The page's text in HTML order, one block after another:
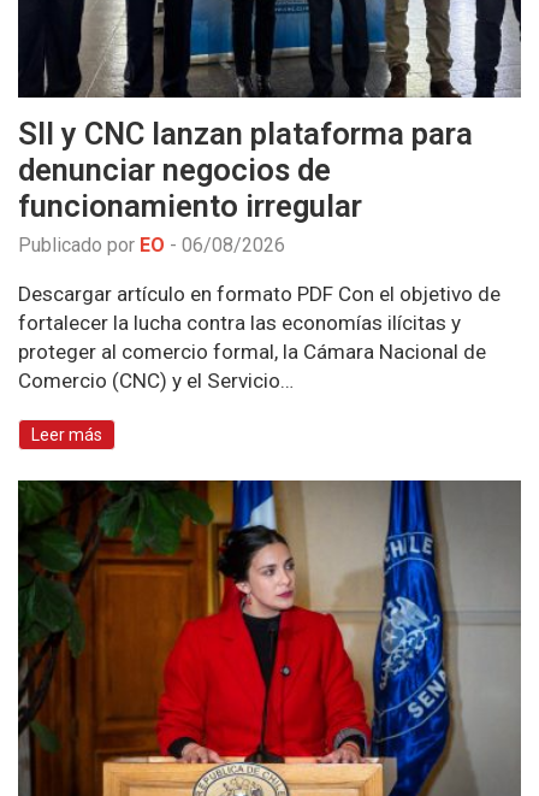
SII y CNC lanzan plataforma para
denunciar negocios de
funcionamiento irregular
Publicado por EO - 06/08/2026
Descargar artículo en formato PDF Con el objetivo de
fortalecer la lucha contra las economías ilícitas y
proteger al comercio formal, la Cámara Nacional de
Comercio (CNC) y el Servicio…
Leer más